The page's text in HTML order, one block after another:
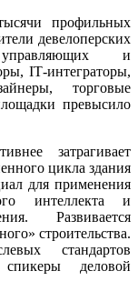
профильных
девелоперских
и
IT-интеграторы,
торговые
превысило
затрагивает
цикла здания
для применения
интеллекта и
Развивается
строительства.
стандартов
деловой